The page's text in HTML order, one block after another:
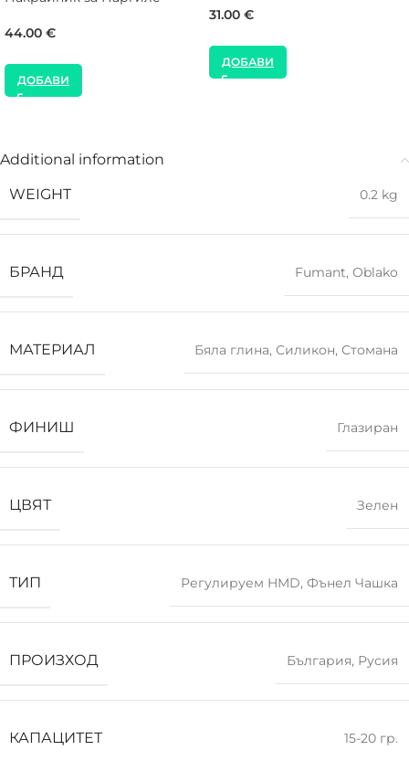
44.00 €
ДОБАВИ
31.00 €
ДОБАВИ
Additional information
WEIGHT
0.2 kg
БРАНД Fumant, Oblako
МАТЕРИАЛ Бяла глина, Силикон, Стомана
ФИНИШ Глазиран
ЦВЯТ Зелен
ТИП Регулируем HMD, Фънел Чашка
ПРОИЗХОД България, Русия
КАПАЦИТЕТ 15-20 гр.